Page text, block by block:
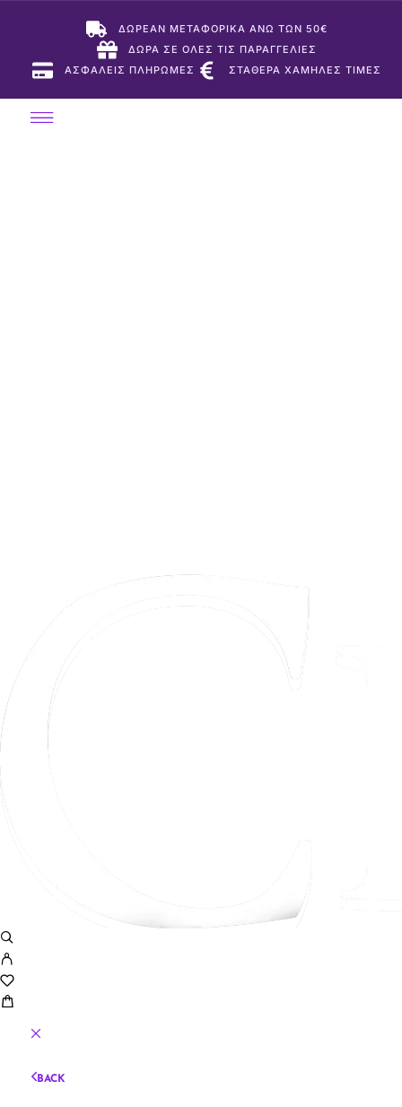
ΔΩΡΕΑΝ ΜΕΤΑΦΟΡΙΚΑ ΑΝΩ ΤΩΝ 50€
ΔΩΡΑ ΣΕ ΟΛΕΣ ΤΙΣ ΠΑΡΑΓΓΕΛΙΕΣ
ΑΣΦΑΛΕΙΣ ΠΛΗΡΩΜΕΣ
ΣΤΑΘΕΡΑ ΧΑΜΗΛΕΣ ΤΙΜΕΣ
BACK